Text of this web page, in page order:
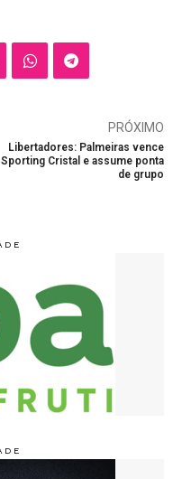
PRÓXIMO
Libertadores: Palmeiras vence
Sporting Cristal e assume ponta
de grupo